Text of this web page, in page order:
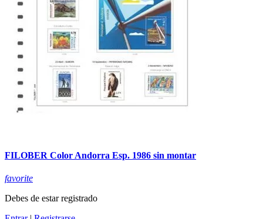
FILOBER Color Andorra Esp. 1986 sin montar
favorite
Debes de estar registrado